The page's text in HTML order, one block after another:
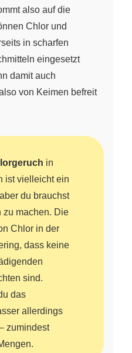
also auf die
Chlor und
in scharfen
eingesetzt
damit auch
von Keimen befreit
in
ist vielleicht ein
du brauchst
zu machen. Die
Chlor in der
dass keine
sind.
das
allerdings
zumindest